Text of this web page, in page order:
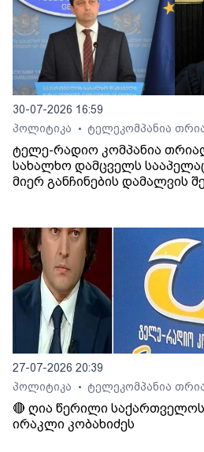
30-07-2026 16:59
პოლიტიკა
• ტელეკომპანია
ტელე-რადიო კომპანია
სახალხო დამცველს
მიერ განჩინების დამალვის
27-07-2026 20:39
პოლიტიკა
• ტელეკომპანია
🔴 ღია წერილი
ირაკლი კობახიძეს